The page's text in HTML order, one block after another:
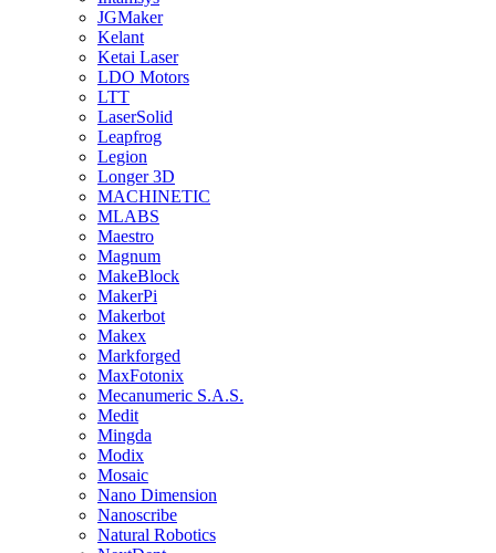
JGMaker
Kelant
Ketai Laser
LDO Motors
LTT
LaserSolid
Leapfrog
Legion
Longer 3D
MACHINETIC
MLABS
Maestro
Magnum
MakeBlock
MakerPi
Makerbot
Makex
Markforged
MaxFotonix
Mecanumeric S.A.S.
Medit
Mingda
Modix
Mosaic
Nano Dimension
Nanoscribe
Natural Robotics